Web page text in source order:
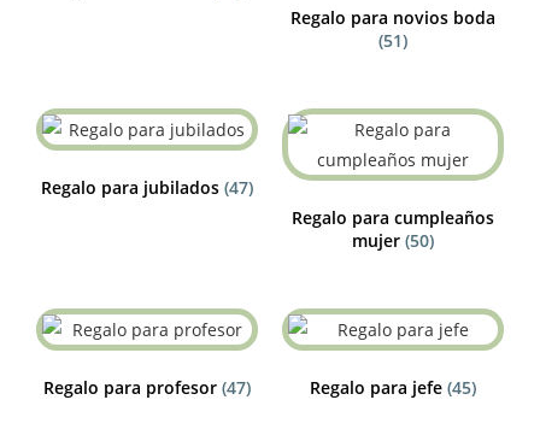
Regalo para novios boda
(51)
Regalo para jubilados (47)
Regalo para cumpleaños
mujer (50)
Regalo para profesor (47) Regalo para jefe (45)